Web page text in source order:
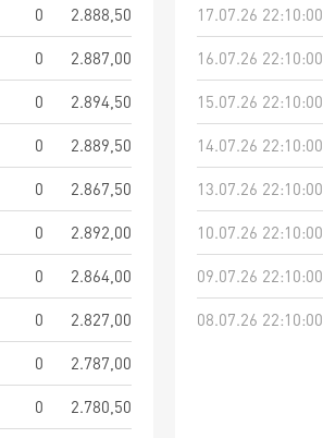
0
2.888,50
0
2.887,00
0
2.894,50
0
2.889,50
0
2.867,50
0
2.892,00
0
2.864,00
0
2.827,00
0
2.787,00
0
2.780,50
17.07.26 22:10:00
16.07.26 22:10:00
15.07.26 22:10:00
14.07.26 22:10:00
13.07.26 22:10:00
10.07.26 22:10:00
09.07.26 22:10:00
08.07.26 22:10:00